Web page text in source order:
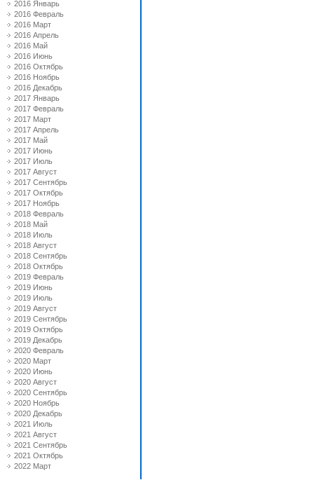
2016 Январь
2016 Февраль
2016 Март
2016 Апрель
2016 Май
2016 Июнь
2016 Октябрь
2016 Ноябрь
2016 Декабрь
2017 Январь
2017 Февраль
2017 Март
2017 Апрель
2017 Май
2017 Июнь
2017 Июль
2017 Август
2017 Сентябрь
2017 Октябрь
2017 Ноябрь
2018 Февраль
2018 Май
2018 Июль
2018 Август
2018 Сентябрь
2018 Октябрь
2019 Февраль
2019 Июнь
2019 Июль
2019 Август
2019 Сентябрь
2019 Октябрь
2019 Декабрь
2020 Февраль
2020 Март
2020 Июнь
2020 Август
2020 Сентябрь
2020 Ноябрь
2020 Декабрь
2021 Июль
2021 Август
2021 Сентябрь
2021 Октябрь
2022 Март